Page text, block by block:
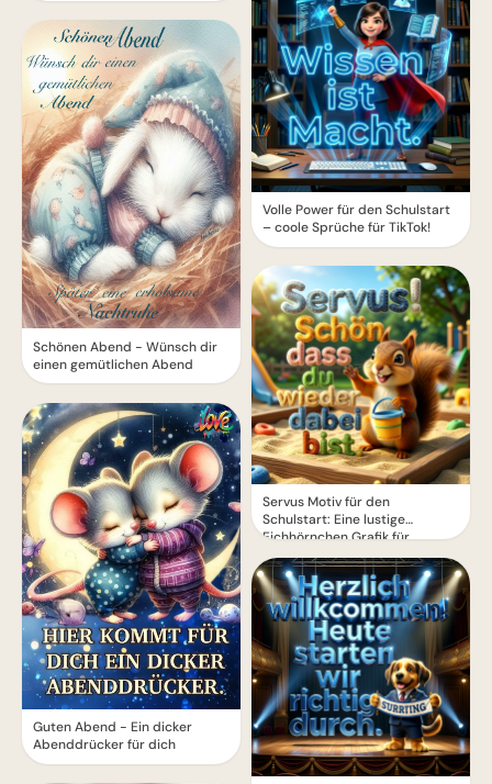
Schönen Abend - Wünsch dir
einen gemütlichen Abend
Guten Abend - Ein dicker
Abenddrücker für dich
Volle Power für den Schulstart
– coole Sprüche für TikTok!
Servus Motiv für den
Schulstart: Eine lustige
Eichhörnchen Grafik für
WhatsApp